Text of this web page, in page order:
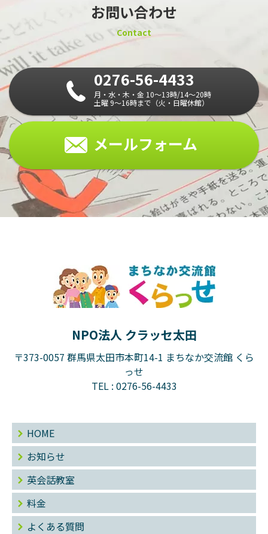
お問い合わせ
Contact
0276-56-4433
月・水・木・金 10～13時/14～20時
土曜 9～16時まで（火・日曜休館）
メールフォーム
NPO法人 クラッセ太田
〒373-0057 群馬県太田市本町14-1 まちなか交流館 くら
っせ
TEL : 0276-56-4433
HOME
お知らせ
英会話教室
料金
よくある質問